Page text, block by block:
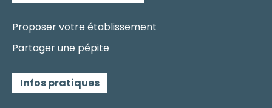
Proposer votre établissement
Partager une pépite
Infos pratiques